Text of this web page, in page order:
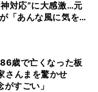
対応”に大感激…元
「あんな風に気を使
感動した“振る舞
歳で亡くなった板
さんまを驚かせ
すごい」